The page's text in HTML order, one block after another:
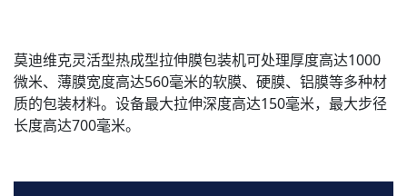
终端设备
一站式解决方案
莫迪维克灵活型热成型拉伸膜包装机可处理厚度高达1000
微米、薄膜宽度高达560毫米的软膜、硬膜、铝膜等多种材
质的包装材料。设备最大拉伸深度高达150毫米，最大步径
长度高达700毫米。